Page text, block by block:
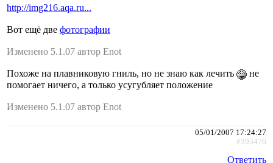
http://img216.aqa.ru...
Вот ещё две фотографии
Изменено 5.1.07 автор Enot
Похоже на плавниковую гниль, но не знаю как лечить
не
помогает ничего, а только усугубляет положение
Изменено 5.1.07 автор Enot
05/01/2007 17:24:27
#393476
Ответить